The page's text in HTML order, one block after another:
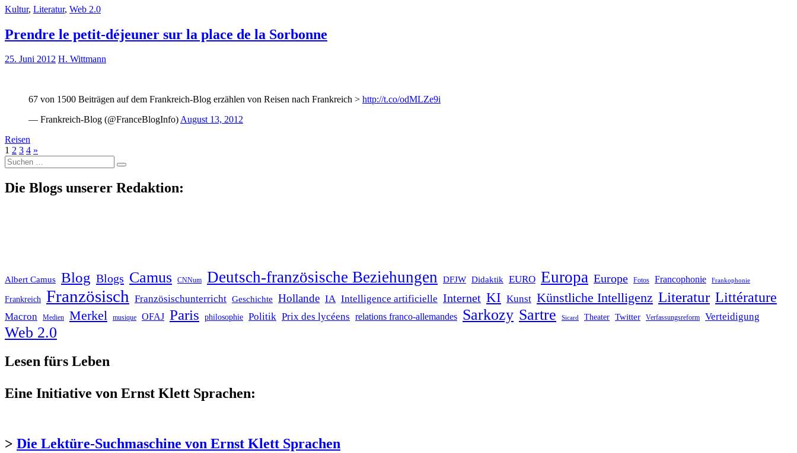
Kultur, Literatur, Web 2.0
Prendre le petit-déjeuner sur la place de la Sorbonne
25. Juni 2012 H. Wittmann
67 von 1500 Beiträgen auf dem Frankreich-Blog erzählen von Reisen nach Frankreich > http://t.co/odMLZe9i
— Frankreich-Blog (@FranceBlogInfo)August 13, 2012
Reisen
1 2 3 4 »
Suche
nach:
Die Blogs unserer Redaktion:
Albert Camus Blog Blogs Camus CNNum Deutsch-französische Beziehungen DFJW Didaktik EURO Europa Europe Fotos Francophonie Frankophonie
Frankreich Französisch Französischunterricht Geschichte Hollande IA Intelligence artificielle Internet KI Kunst Künstliche Intelligenz Literatur Littérature
Macron Medien Merkel musique OFAJ Paris philosophie Politik Prix des lycéens relations franco-allemandes Sarkozy Sartre Sicard Theater Twitter Verfassungsreform Verteidigung
Web 2.0
Lesen fürs Leben
Eine Initiative von Ernst Klett Sprachen:
> Die Lektüre-Suchmaschine von Ernst Klett Sprachen